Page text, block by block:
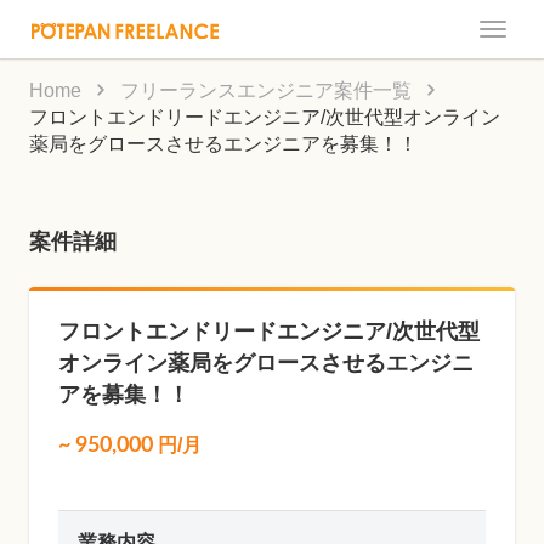
Toggle
Home
フリーランスエンジニア案件一覧
フロントエンドリードエンジニア/次世代型オンライン
薬局をグロースさせるエンジニアを募集！！
案件詳細
フロントエンドリードエンジニア/次世代型
オンライン薬局をグロースさせるエンジニ
アを募集！！
~ 950,000 円/月